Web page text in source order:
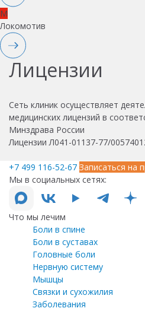
M
Локомотив
Лицензии
Сеть клиник осуществляет
медицинских лицензий в
Минздрава России
Лицензии Л041-01137-77/
+7 499 116-52-67 Записаться на
Мы в социальных сетях:
Что мы лечим
Боли в спине
Боли в суставах
Головные боли
Нервную систему
Мышцы
Связки и сухожилия
Заболевания